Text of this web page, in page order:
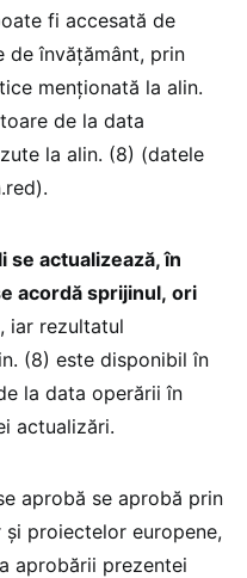
fi accesată de
de învățământ, prin
menționată la alin.
de la data
la alin. (8) (datele
se actualizează, în
acordă sprijinul, ori
, iar rezultatul
(8) este disponibil în
la data operării în
actualizări.
aprobă se aprobă prin
proiectelor europene,
aprobării prezentei